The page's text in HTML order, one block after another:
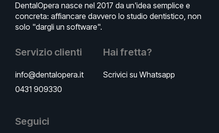
DentalOpera nasce nel 2017 da un'idea semplice e
concreta: affiancare davvero lo studio dentistico, non
solo "dargli un software".
Servizio clienti
info@dentalopera.it
0431 909330
Hai fretta?
Scrivici su Whatsapp
Seguici